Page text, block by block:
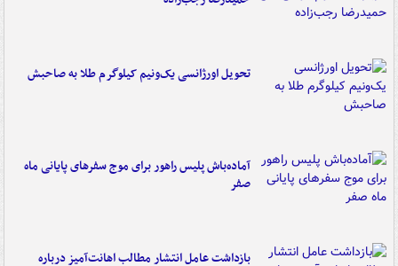
تحویل اورژانسی یک‌ونیم کیلوگرم طلا به صاحبش
آماده‌باش پلیس راهور برای موج سفرهای پایانی ماه
صفر
بازداشت عامل انتشار مطالب اهانت‌آمیز درباره